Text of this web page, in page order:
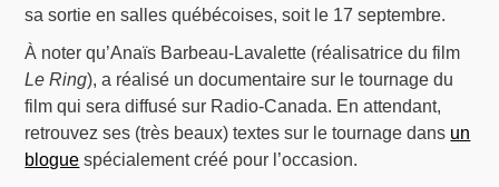
sa sortie en salles québécoises, soit le 17 septembre.
À noter qu’Anaïs Barbeau-Lavalette (réalisatrice du film
Le Ring), a réalisé un documentaire sur le tournage du
film qui sera diffusé sur Radio-Canada. En attendant,
retrouvez ses (très beaux) textes sur le tournage dans un
blogue spécialement créé pour l’occasion.